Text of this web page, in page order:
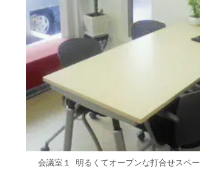
会議室１ 明るくてオープンな打合せスペー